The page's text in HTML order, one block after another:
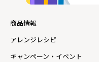
商品情報
アレンジレシピ
キャンペーン・イベント